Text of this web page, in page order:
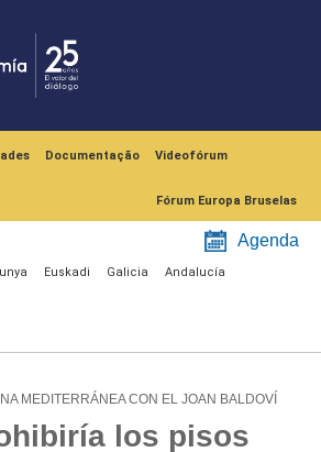
Documentação Videofórum
Fórum Europa Bruselas
Agenda
Euskadi Galicia Andalucía
MEDITERRÁNEA CON EL JOAN BALDOVÍ
los pisos